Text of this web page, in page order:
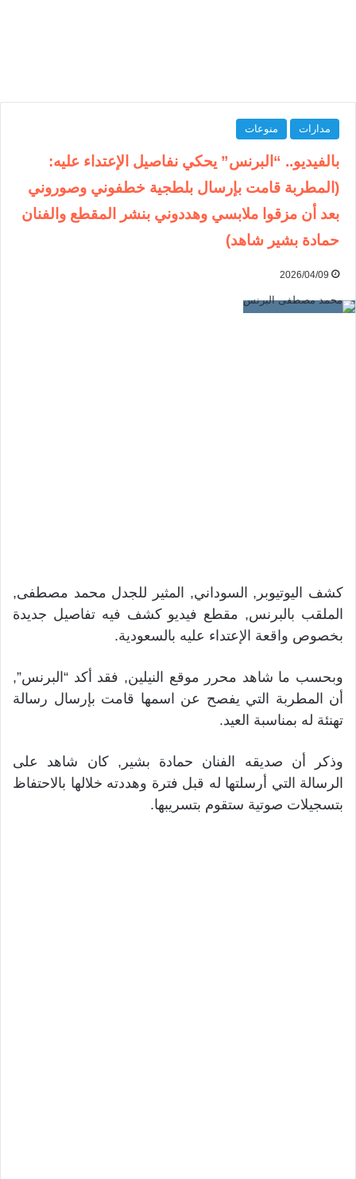
مدارات منوعات
بالفيديو.. “البرنس” يحكي نفاصيل الإعتداء عليه:
(المطربة قامت بإرسال بلطجية خطفوني وصوروني
بعد أن مزقوا ملابسي وهددوني بنشر المقطع والفنان
حمادة بشير شاهد)
2026/04/09
كشف اليوتيوبر, السوداني, المثير للجدل محمد مصطفى,
الملقب بالبرنس, مقطع فيديو كشف فيه تفاصيل جديدة
بخصوص واقعة الإعتداء عليه بالسعودية.
وبحسب ما شاهد محرر موقع النيلين, فقد أكد “البرنس”,
أن المطربة التي يفصح عن اسمها قامت بإرسال رسالة
تهنئة له بمناسبة العيد.
وذكر أن صديقه الفنان حمادة بشير, كان شاهد على
الرسالة التي أرسلتها له قبل فترة وهددته خلالها بالاحتفاظ
بتسجيلات صوتية ستقوم بتسريبها.